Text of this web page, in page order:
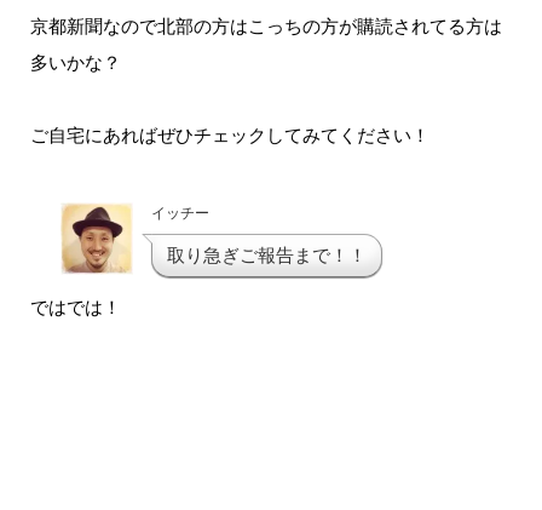
京都新聞なので北部の方はこっちの方が購読されてる方は
多いかな？
ご自宅にあればぜひチェックしてみてください！
イッチー
取り急ぎご報告まで！！
ではでは！